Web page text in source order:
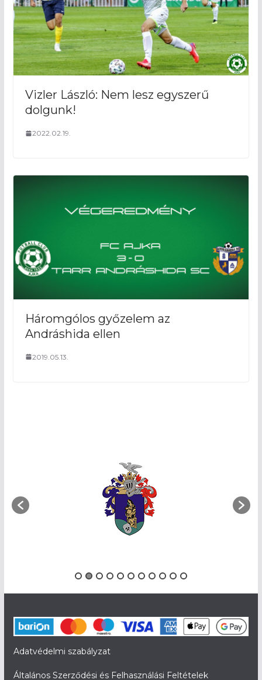
Vizler László: Nem lesz egyszerű
dolgunk!
2022.02.19.
Háromgólos győzelem az
Andráshida ellen
2019.05.13.
Adatvédelmi szabályzat
Általános Szerződési és Felhasználási Feltételek